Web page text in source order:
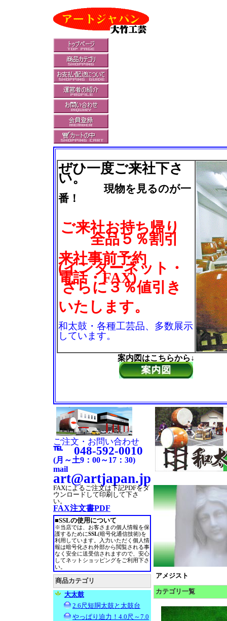
ぜひ一度ご来社下さ
い。
現物を見るのが一
番！
ご来社お持ち帰り
全品５％割引
来社事前予約
(インターネット・
電話・FAX)
さらに３％値引き
いたします。
和太鼓・各種工芸品、多数展示
しています。
案内図はこちらから↓
ご注文・お問い合わせ
℡ 048-592-0010
(月～土9：00～17：30)
mail
art@artjapan.jp
FAXによるご注文は下記PDFをダ
ウンロードして印刷して下さ
い。
FAX注文書PDF
■SSLの使用について
※当店では、お客さまの個人情報を保
護するためにSSL(暗号化通信技術)を
利用しています。入力いただく個人情
報は暗号化され外部から閲覧される事
なく安全に送受信されますので、安心
してネットショッピングをご利用下さ
い。
商品カテゴリ
大太鼓
2.6尺短胴太鼓と太鼓台
やっぱり迫力！4.0尺～7.0
アメジスト
カテゴリ一覧